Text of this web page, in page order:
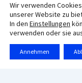
©
Wir verwenden
unserer Website zu
In den Einstellungen
verwenden oder sie
Annehmen